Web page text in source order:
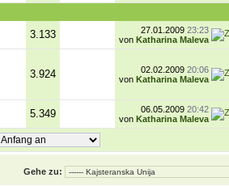
3.133 27.01.2009 23:23
von Katharina Maleva
3.924 02.02.2009 20:06
von Katharina Maleva
5.349 06.05.2009 20:42
von Katharina Maleva
Gehe zu: